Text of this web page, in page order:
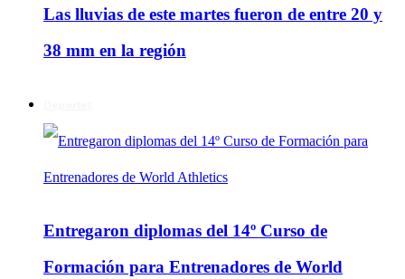
Las lluvias de este martes fueron de entre 20 y
38 mm en la región
Entregaron diplomas del 14º Curso de
Formación para Entrenadores de World